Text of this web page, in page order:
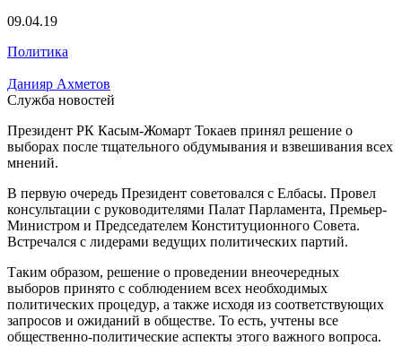
09.04.19
Политика
Данияр Ахметов
Служба новостей
Президент РК Касым-Жомарт Токаев принял решение о
выборах после тщательного обдумывания и взвешивания всех
мнений.
В первую очередь Президент советовался с Елбасы. Провел
консультации с руководителями Палат Парламента, Премьер-
Министром и Председателем Конституционного Совета.
Встречался с лидерами ведущих политических партий.
Таким образом, решение о проведении внеочередных
выборов принято с соблюдением всех необходимых
политических процедур, а также исходя из соответствующих
запросов и ожиданий в обществе. То есть, учтены все
общественно-политические аспекты этого важного вопроса.